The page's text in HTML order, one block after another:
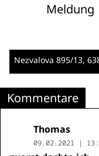
Meldung
Nezvalova 895/13,
Kommentare
Thomas
09.02.2021 |